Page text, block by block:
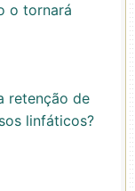
o tornará
retenção de
linfáticos?